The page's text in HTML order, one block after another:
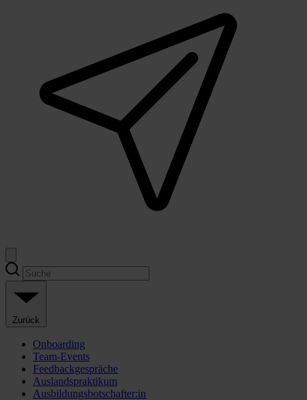
Zurück
Onboarding
Team-Events
Feedbackgespräche
Auslandspraktikum
Ausbildungsbotschafter:in